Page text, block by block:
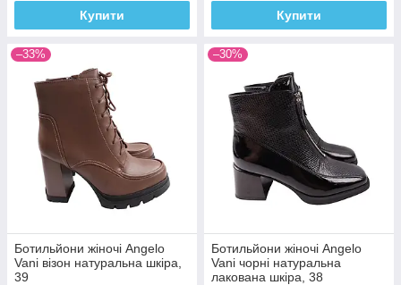
Купити Купити
–33%
Ботильйони жіночі Angelo
Vani візон натуральна шкіра,
39
–30%
Ботильйони жіночі Angelo
Vani чорні натуральна
лакована шкіра, 38